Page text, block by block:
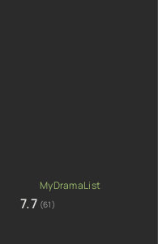
7.7 (61)